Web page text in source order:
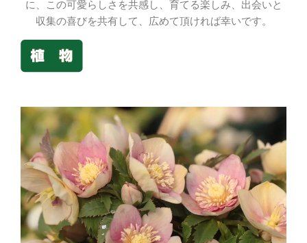
に、この可愛らしさを共感し、育てる楽しみ、出会いと
収集の喜びを共有して、広めて頂ければ幸いです。